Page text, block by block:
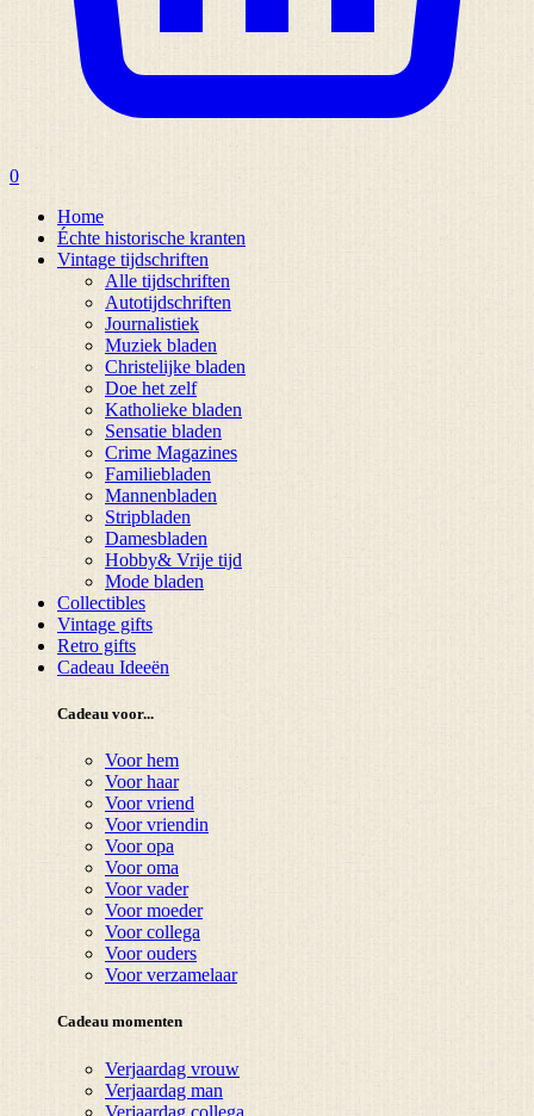
0
Home
Échte historische kranten
Vintage tijdschriften
Alle tijdschriften
Autotijdschriften
Journalistiek
Muziek bladen
Christelijke bladen
Doe het zelf
Katholieke bladen
Sensatie bladen
Crime Magazines
Familiebladen
Mannenbladen
Stripbladen
Damesbladen
Hobby& Vrije tijd
Mode bladen
Collectibles
Vintage gifts
Retro gifts
Cadeau Ideeën
Cadeau voor...
Voor hem
Voor haar
Voor vriend
Voor vriendin
Voor opa
Voor oma
Voor vader
Voor moeder
Voor collega
Voor ouders
Voor verzamelaar
Cadeau momenten
Verjaardag vrouw
Verjaardag man
Verjaardag collega